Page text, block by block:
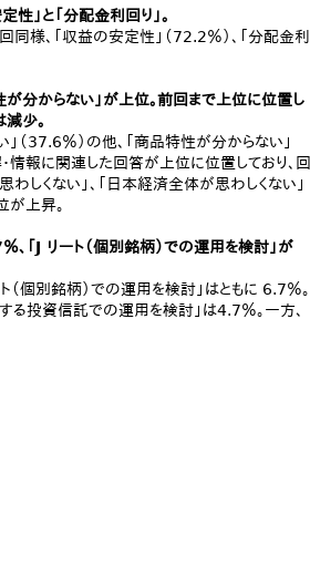
」と「分配金利回り」。
様、「収益の安定性」（72.2％）、「分配金利
が分からない」が上位。前回まで上位に位置し
少。
（37.6％）の他、「商品特性が分からない」
情報に関連した回答が上位に位置しており、回
くない」、「日本経済全体が思わしくない」
上昇。
「J リート（個別銘柄）での運用を検討」が
（個別銘柄）での運用を検討」はともに 6.7％。
る投資信託での運用を検討」は4.7％。一方、